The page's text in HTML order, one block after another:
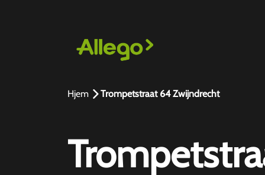
Hjem Trompetstraat 64 Zwijndrecht